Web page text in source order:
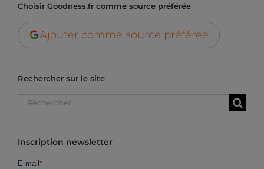
Choisir Goodness.fr comme source préférée
Ajouter comme source préférée
Rechercher sur le site
Rechercher:
Inscription newsletter